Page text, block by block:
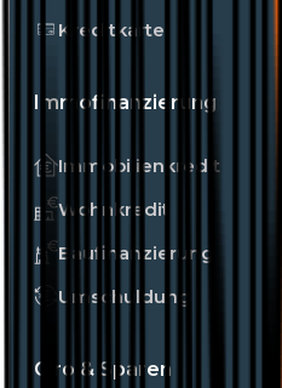
Kreditkarte
Immofinanzierung
Immobilienkredit
Wohnkredit
Baufinanzierung
Umschuldung
Giro & Sparen